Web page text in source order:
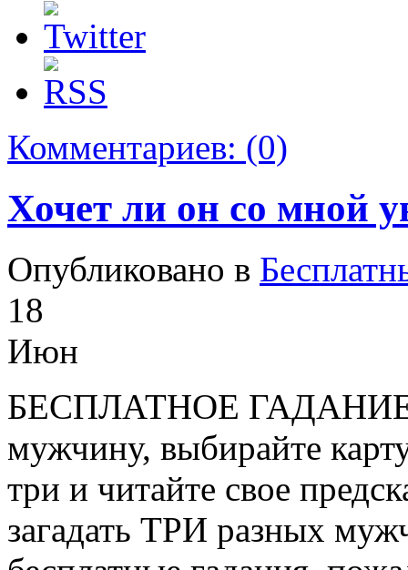
Комментариев: (0)
Хочет ли он со мной
Опубликовано в
18
Июн
БЕСПЛАТНОЕ ГАДАНИЕ
мужчину, выбирайте
три и читайте свое
загадать ТРИ разных